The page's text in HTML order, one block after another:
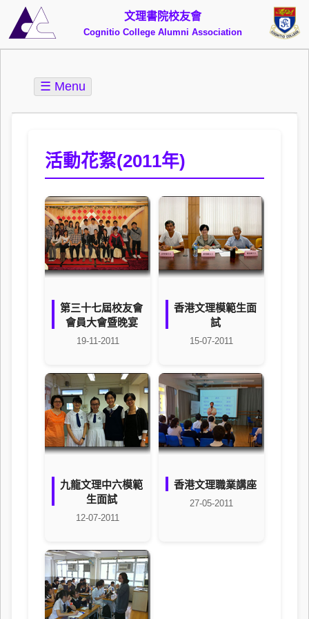
文理書院校友會
Cognitio College Alumni Association
☰ Menu
活動花絮(2011年)
第三十七屆校友會
會員大會暨晚宴
19-11-2011
香港文理模範生面
試
15-07-2011
九龍文理中六模範
生面試
12-07-2011
香港文理職業講座
27-05-2011